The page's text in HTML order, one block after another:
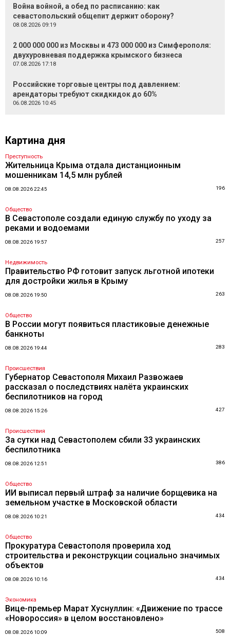
Война войной, а обед по расписанию: как
севастопольский общепит держит оборону?
08.08.2026 09:19
2 000 000 000 из Москвы и 473 000 000 из Симферополя:
двухуровневая поддержка крымского бизнеса
07.08.2026 17:18
Российские торговые центры под давлением:
арендаторы требуют скидкидок до 60%
06.08.2026 10:45
Картина дня
Преступность
Жительница Крыма отдала дистанционным
мошенникам 14,5 млн рублей
08.08.2026 22:45 196
Общество
В Севастополе создали единую службу по уходу за
реками и водоемами
08.08.2026 19:57 257
Недвижимость
Правительство РФ готовит запуск льготной ипотеки
для достройки жилья в Крыму
08.08.2026 19:50 263
Общество
В России могут появиться пластиковые денежные
банкноты
08.08.2026 19:44 283
Происшествия
Губернатор Севастополя Михаил Развожаев
рассказал о последствиях налёта украинских
беспилотников на город
08.08.2026 15:26 427
Происшествия
За сутки над Севастополем сбили 33 украинских
беспилотника
08.08.2026 12:51 386
Общество
ИИ выписал первый штраф за наличие борщевика на
земельном участке в Московской области
08.08.2026 10:21 434
Общество
Прокуратура Севастополя проверила ход
строительства и реконструкции социально значимых
объектов
08.08.2026 10:16 434
Экономика
Вице-премьер Марат Хуснуллин: «Движение по трассе
«Новороссия» в целом восстановлено»
08.08.2026 10:09 508